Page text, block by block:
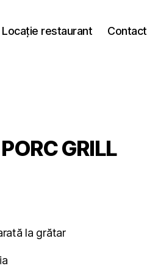
Locație restaurant Contact
GRILL
la grătar